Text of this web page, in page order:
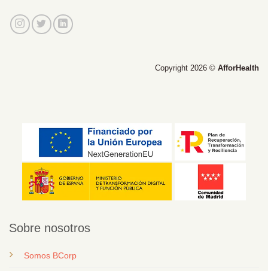
Copyright 2026 © AfforHealth
Sobre nosotros
Somos BCorp